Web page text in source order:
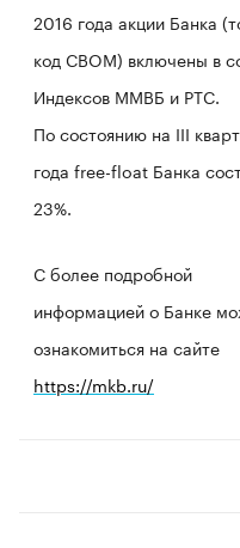
2016 года акции Банка
код CBOM) включены в
Индексов ММВБ и РТС.
По состоянию на III
года free-float Банка
23%.
С более подробной
информацией о Банке
ознакомиться на сайте
https://mkb.ru/